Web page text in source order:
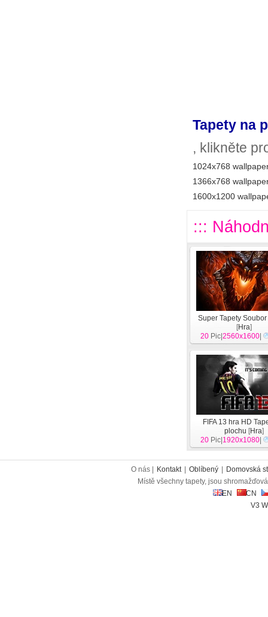
Tapety na
, klikněte
1024x768
1366x768
1600x1200
:::
Super Tapety
[Hra]
20 Pic|2560x1600
FIFA 13 hra HD
plochu [Hra]
20 Pic| 1920x1080
O nás | Kontakt Oblíbený
Domovská
Místě všechny tapety, jsou
EN
CN
V3